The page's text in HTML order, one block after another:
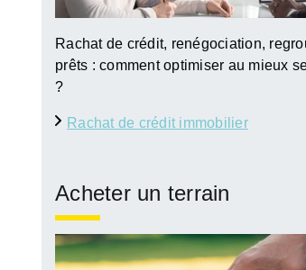
Rachat de crédit, renégociation,
prêts : comment optimiser au mieux
?
Rachat de crédit immobilier
Acheter un terrain